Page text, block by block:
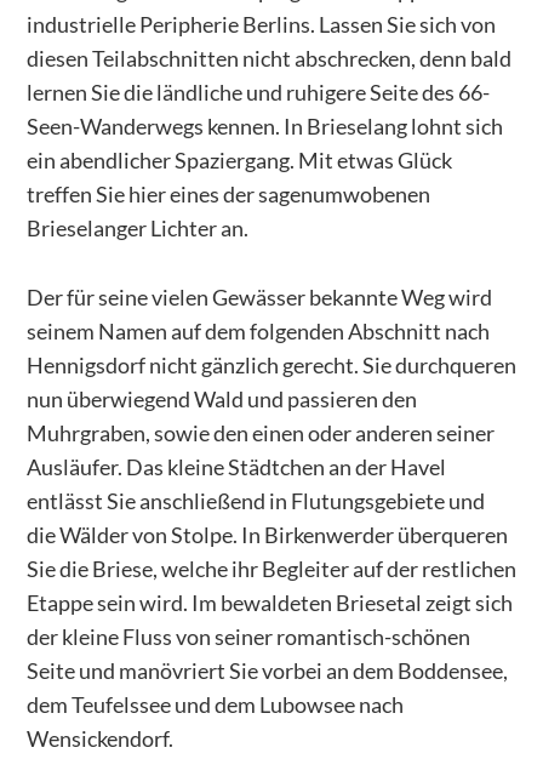
industrielle Peripherie Berlins. Lassen Sie sich von
diesen Teilabschnitten nicht abschrecken, denn bald
lernen Sie die ländliche und ruhigere Seite des 66-
Seen-Wanderwegs kennen. In Brieselang lohnt sich
ein abendlicher Spaziergang. Mit etwas Glück
treffen Sie hier eines der sagenumwobenen
Brieselanger Lichter an.
Der für seine vielen Gewässer bekannte Weg wird
seinem Namen auf dem folgenden Abschnitt nach
Hennigsdorf nicht gänzlich gerecht. Sie durchqueren
nun überwiegend Wald und passieren den
Muhrgraben, sowie den einen oder anderen seiner
Ausläufer. Das kleine Städtchen an der Havel
entlässt Sie anschließend in Flutungsgebiete und
die Wälder von Stolpe. In Birkenwerder überqueren
Sie die Briese, welche ihr Begleiter auf der restlichen
Etappe sein wird. Im bewaldeten Briesetal zeigt sich
der kleine Fluss von seiner romantisch-schönen
Seite und manövriert Sie vorbei an dem Boddensee,
dem Teufelssee und dem Lubowsee nach
Wensickendorf.